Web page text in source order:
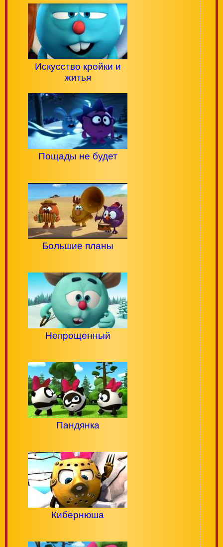
Искусство кройки и
житья
Пощады не будет
Большие планы
Непрощенный
Пандянка
Кибернюша